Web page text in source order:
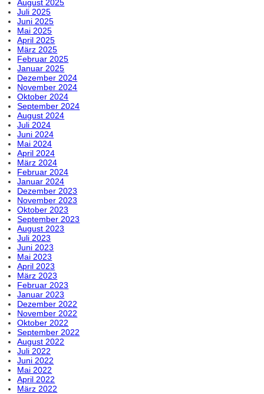
August 2025
Juli 2025
Juni 2025
Mai 2025
April 2025
März 2025
Februar 2025
Januar 2025
Dezember 2024
November 2024
Oktober 2024
September 2024
August 2024
Juli 2024
Juni 2024
Mai 2024
April 2024
März 2024
Februar 2024
Januar 2024
Dezember 2023
November 2023
Oktober 2023
September 2023
August 2023
Juli 2023
Juni 2023
Mai 2023
April 2023
März 2023
Februar 2023
Januar 2023
Dezember 2022
November 2022
Oktober 2022
September 2022
August 2022
Juli 2022
Juni 2022
Mai 2022
April 2022
März 2022